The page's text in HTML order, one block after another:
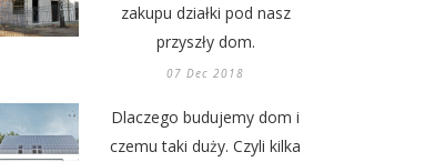
zakupu działki pod nasz
przyszły dom.
07 Dec 2018
Dlaczego budujemy dom i
czemu taki duży. Czyli kilka